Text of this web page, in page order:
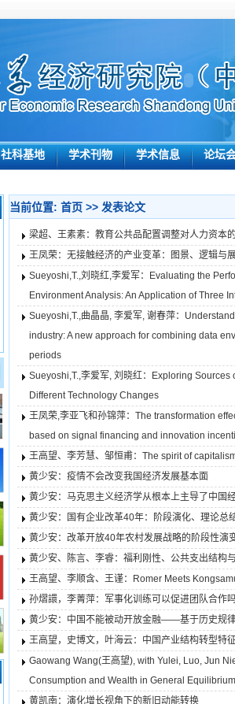
社科基地 学术刊物 学术信息 论坛
当前位置: 首页 >> 发表论文
梁超、王素素：教育公共品配置调整对人力资本
王凤荣：无接触经济的产业变革：图景、逻辑与
Sueyoshi,T.,刘晓红,李爱军：Evaluating the
Environment Analysis: An Application of Three
Sueyoshi,T.,曲晶晶, 李爱军, 谢春萍：
industry: A new approach for combining data
periods
Sueyoshi,T.,李爱军, 刘晓红：Exploring
Different Technology Changes
王凤荣,李亚飞和孙锦萍：The transformation
based on signal financing and innovation
王高望、李芳慧、邹恒甫：The spirit of
黄少安：疫情不会改变我国经济发展基本面
黄少安：马克思主义经济学从根本上主导了中国
黄少安：国有企业改革40年：阶段演化、理论总
黄少安：改革开放40年农村发展战略的阶段性演
黄少安、陈言、李睿：福利刚性、公共支出结构
王高望、李顺含、王谨：Romer Meets
孙熠譞，李菁萍：军事化训练可以促进团队合
黄少安：中国不能被动开放金融——基于历史规
王高望，史博文，叶海云：中国产业结构转型特
Gaowang Wang(王高望), with Yulei, Luo, Jun
Consumption and Wealth in General Equilibrium
黄凯南：演化增长视角下的新旧动能转换